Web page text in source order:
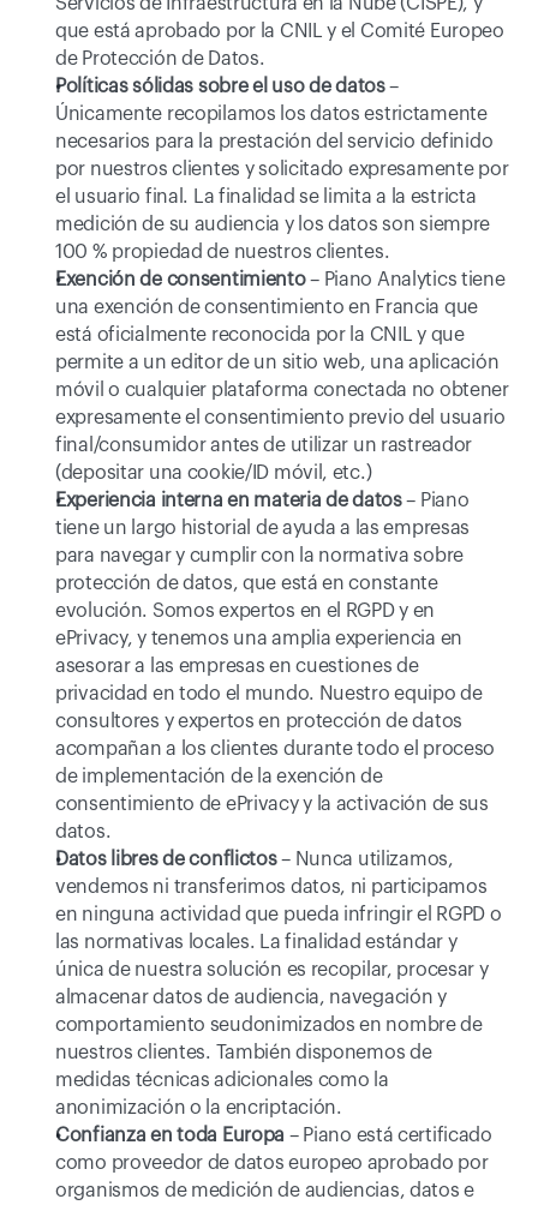
que está aprobado por la CNIL y el Comité Europeo
de Protección de Datos.
Políticas sólidas sobre el uso de datos –
Únicamente recopilamos los datos estrictamente
necesarios para la prestación del servicio definido
por nuestros clientes y solicitado expresamente por
el usuario final. La finalidad se limita a la estricta
medición de su audiencia y los datos son siempre
100 % propiedad de nuestros clientes.
Exención de consentimiento – Piano Analytics tiene
una exención de consentimiento en Francia que
está oficialmente reconocida por la CNIL y que
permite a un editor de un sitio web, una aplicación
móvil o cualquier plataforma conectada no obtener
expresamente el consentimiento previo del usuario
final/consumidor antes de utilizar un rastreador
(depositar una cookie/ID móvil, etc.)
Experiencia interna en materia de datos – Piano
tiene un largo historial de ayuda a las empresas
para navegar y cumplir con la normativa sobre
protección de datos, que está en constante
evolución. Somos expertos en el RGPD y en
ePrivacy, y tenemos una amplia experiencia en
asesorar a las empresas en cuestiones de
privacidad en todo el mundo. Nuestro equipo de
consultores y expertos en protección de datos
acompañan a los clientes durante todo el proceso
de implementación de la exención de
consentimiento de ePrivacy y la activación de sus
datos.
Datos libres de conflictos – Nunca utilizamos,
vendemos ni transferimos datos, ni participamos
en ninguna actividad que pueda infringir el RGPD o
las normativas locales. La finalidad estándar y
única de nuestra solución es recopilar, procesar y
almacenar datos de audiencia, navegación y
comportamiento seudonimizados en nombre de
nuestros clientes. También disponemos de
medidas técnicas adicionales como la
anonimización o la encriptación.
Confianza en toda Europa – Piano está certificado
como proveedor de datos europeo aprobado por
organismos de medición de audiencias, datos e